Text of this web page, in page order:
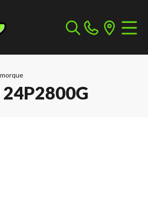
24P2800G